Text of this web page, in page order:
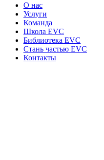
О нас
Услуги
Команда
Школа EVC
Библиотека EVC
Стань частью EVC
Контакты